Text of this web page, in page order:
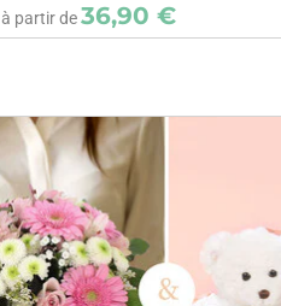
à partir de36,90 €